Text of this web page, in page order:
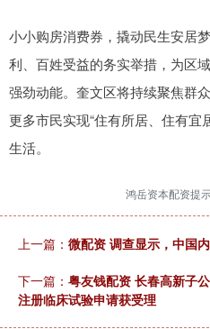
小小购房消费券，撬动民生安居
利、百姓受益的务实举措，为区
强劲动能。奎文区将持续聚焦群
更多市民实现“住有所居、住有宜
生活。
鸿岳资本配资提
上一篇： 微配资 调查显示，中国
下一篇： 粤友钱配资 长春高新子
注册临床试验申请获受理